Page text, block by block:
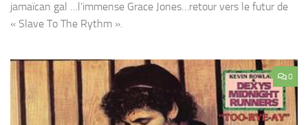
jamaïcan gal …l’immense Grace Jones…retour vers le futur de
« Slave To The Rythm ».
0